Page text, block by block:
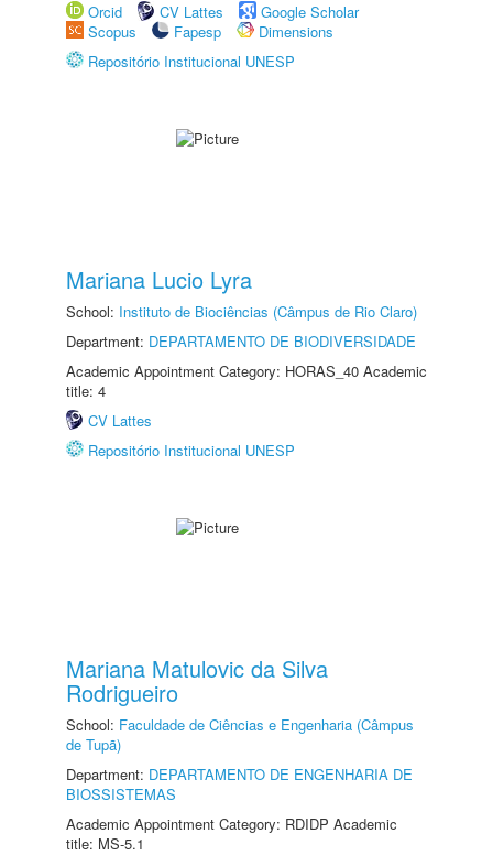
Orcid
CV Lattes
Google Scholar
Scopus
Fapesp
Dimensions
Repositório Institucional UNESP
Mariana Lucio Lyra
School: Instituto de Biociências (Câmpus de Rio Claro)
Department: DEPARTAMENTO DE BIODIVERSIDADE
Academic Appointment Category: HORAS_40 Academic
title: 4
CV Lattes
Repositório Institucional UNESP
Mariana Matulovic da Silva
Rodrigueiro
School: Faculdade de Ciências e Engenharia (Câmpus
de Tupã)
Department: DEPARTAMENTO DE ENGENHARIA DE
BIOSSISTEMAS
Academic Appointment Category: RDIDP Academic
title: MS-5.1